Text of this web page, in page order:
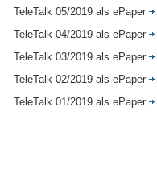
TeleTalk 05/2019 als ePaper
TeleTalk 04/2019 als ePaper
TeleTalk 03/2019 als ePaper
TeleTalk 02/2019 als ePaper
TeleTalk 01/2019 als ePaper